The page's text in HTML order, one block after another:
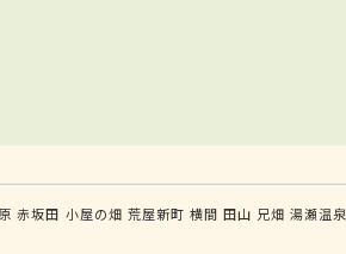
赤坂田 小屋の畑 荒屋新町 横間 田山 兄畑 湯瀬温泉